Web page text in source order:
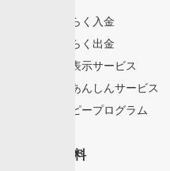
らくらく入金
らくらく出金
残高表示サービス
投資あんしんサービス
ハッピープログラム
手数料